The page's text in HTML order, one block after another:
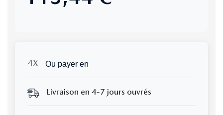
Ou payer en
Livraison en 4-7 jours ouvrés